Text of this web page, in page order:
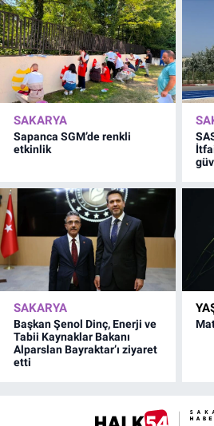
SAKARYA
Sapanca SGM’de renkli
etkinlik
SAKARYA
Başkan Şenol Dinç, Enerji ve
Tabii Kaynaklar Bakanı
Alparslan Bayraktar’ı ziyaret
etti